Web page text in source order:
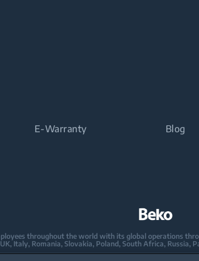
E-Warranty Blog
throughout the world with its global operations
Italy, Romania, Slovakia, Poland, South Africa, Russia,